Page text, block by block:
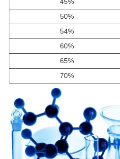
50%
54%
60%
65%
70%